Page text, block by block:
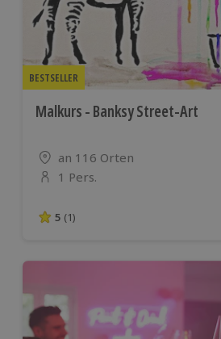
BESTSELLER
Malkurs - Banksy Street-Art
Standort
an 116 Orten
Anzahl der Teilnehmer
1 Pers.
5 von 5 Sternen basierend auf
5 (1)